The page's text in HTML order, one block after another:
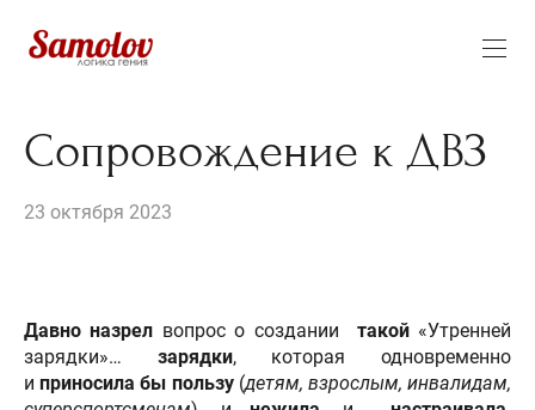
Сопровождение к ДВЗ
23 октября 2023
Давно назрел вопрос о создании такой«Утренней
зарядки»… зарядки, которая одновременно
иприносила бы пользу(детям, взрослым, инвалидам,